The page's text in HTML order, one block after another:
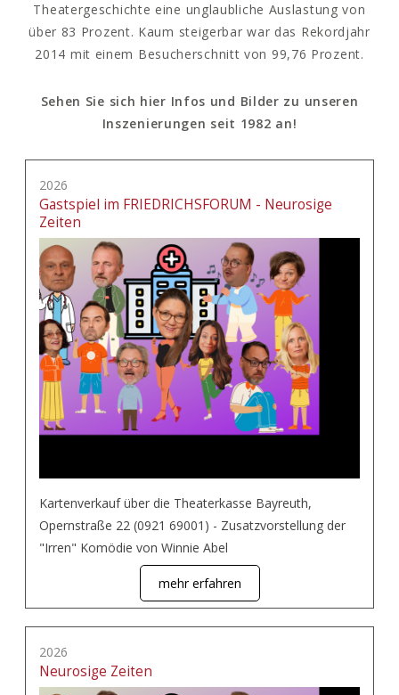
Theatergeschichte eine unglaubliche Auslastung von
über 83 Prozent. Kaum steigerbar war das Rekordjahr
2014 mit einem Besucherschnitt von 99,76 Prozent.
Sehen Sie sich hier Infos und Bilder zu unseren
Inszenierungen seit 1982 an!
2026
Gastspiel im FRIEDRICHSFORUM - Neurosige
Zeiten
Kartenverkauf über die Theaterkasse Bayreuth,
Opernstraße 22 (0921 69001) - Zusatzvorstellung der
"Irren" Komödie von Winnie Abel
mehr erfahren
2026
Neurosige Zeiten